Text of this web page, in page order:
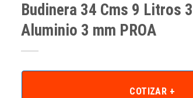
Budinera 34 Cms 9 Litros
Aluminio 3 mm PROA
COTIZAR +